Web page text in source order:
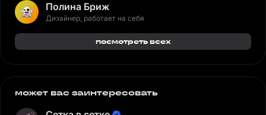
Полина Бриж
Дизайнер, работает на себя
посмотреть всех
может вас заинтересовать